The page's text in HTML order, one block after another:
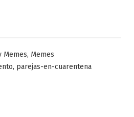
Memes, Memes
, parejas-en-cuarentena